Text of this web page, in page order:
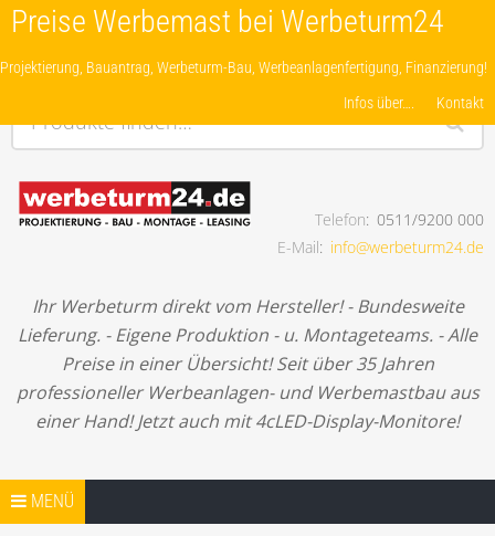
Preise Werbemast bei Werbeturm24
Projektierung, Bauantrag, Werbeturm-Bau, Werbeanlagenfertigung, Finanzierung!
Infos über….
Kontakt
Produkte finden…
Projektierung, Bauantrag, Werbeturm-Bau,
Werbeanlagenfertigung, Finanzierung!
Telefon 0511/9200 000
E-Mail
info@werbeturm24.de
Ihr Werbeturm direkt vom Hersteller! - Bundesweite
Lieferung. - Eigene Produktion - u. Montageteams. - Alle
Preise in einer Übersicht! Seit über 35 Jahren
professioneller Werbeanlagen- und Werbemastbau aus
einer Hand! Jetzt auch mit 4cLED-Display-Monitore!
Springe zum Inhalt
MENÜ
SHOP